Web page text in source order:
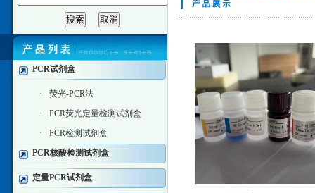
PCR试剂盒
·
荧光-PCR法
·
PCR荧光定量检测试剂盒
·
PCR检测试剂盒
PCR核酸检测试剂盒
定量PCR试剂盒